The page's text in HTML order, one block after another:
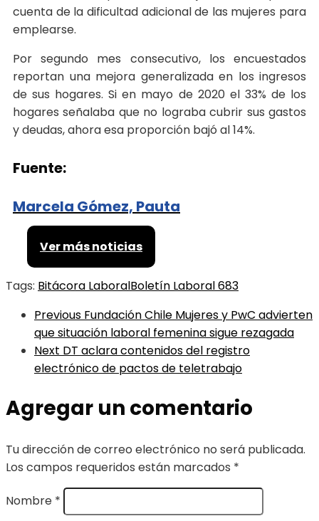
cuenta de la dificultad adicional de las mujeres para
emplearse.
Por segundo mes consecutivo, los encuestados
reportan una mejora generalizada en los ingresos
de sus hogares. Si en mayo de 2020 el 33% de los
hogares señalaba que no lograba cubrir sus gastos
y deudas, ahora esa proporción bajó al 14%.
Fuente:
Marcela Gómez, Pauta
Ver más noticias
Tags: Bitácora LaboralBoletín Laboral 683
Previous Fundación Chile Mujeres y PwC advierten
que situación laboral femenina sigue rezagada
Next DT aclara contenidos del registro
electrónico de pactos de teletrabajo
Agregar un comentario
Tu dirección de correo electrónico no será publicada.
Los campos requeridos están marcados *
Nombre *